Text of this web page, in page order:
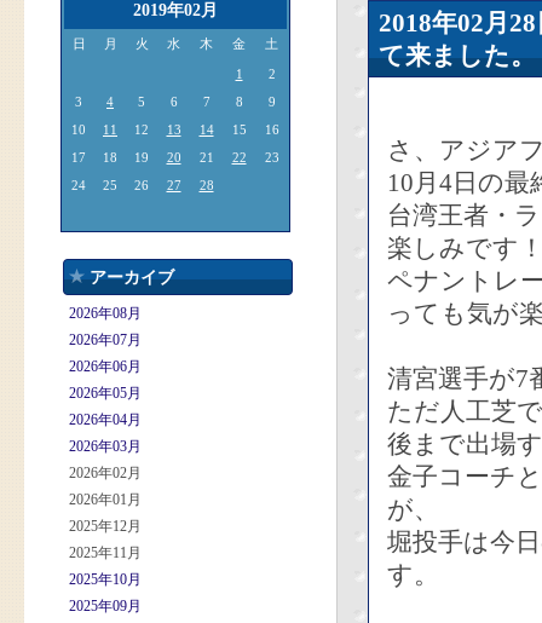
2019年02月
日 月 火 水 木 金 土
1
2
3
4 5 6 7 8
9
10
11 12 13 14 15
16
17
18 19 20 21 22
23
24
25 26 27 28
アーカイブ
2026年08月
2026年07月
2026年06月
2026年05月
2026年04月
2026年03月
2026年02月
2026年01月
2025年12月
2025年11月
2025年10月
2025年09月
2018年02
て来ました。
さ、アジア
10月4日の
台湾王者・
楽しみです
ペナントレ
っても気が
清宮選手が7
ただ人工芝
後まで出場
金子コーチ
が、
堀投手は今
す。